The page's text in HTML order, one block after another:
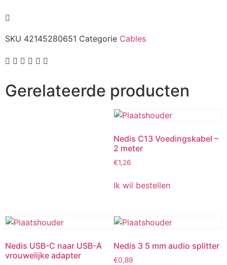
SKU 42145280651 Categorie Cables
Gerelateerde producten
Nedis C13 Voedingskabel –
2 meter
€1,26
Ik wil bestellen
Nedis USB-C naar USB-A
vrouwelijke adapter
Nedis 3 5 mm audio splitter
€0,89